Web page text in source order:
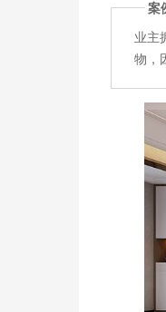
案
业主
物，